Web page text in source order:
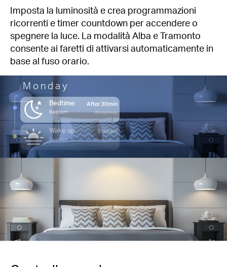
Imposta la luminosità e crea programmazioni
ricorrenti e timer countdown per accendere o
spegnere la luce. La modalità Alba e Tramonto
consente ai faretti di attivarsi automaticamente in
base al fuso orario.
Monday
Bedtime After 30min
Bedroom 5% brightness
Wake up 7:00am
Bedroom 80% brightness